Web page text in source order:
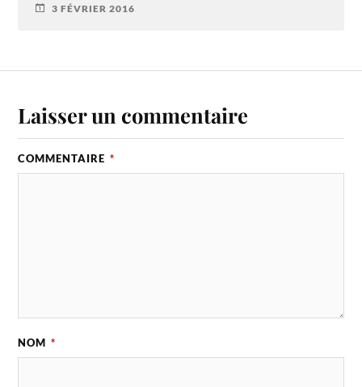
3 FÉVRIER 2016
Laisser un commentaire
COMMENTAIRE *
NOM *